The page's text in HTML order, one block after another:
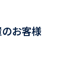
お客様